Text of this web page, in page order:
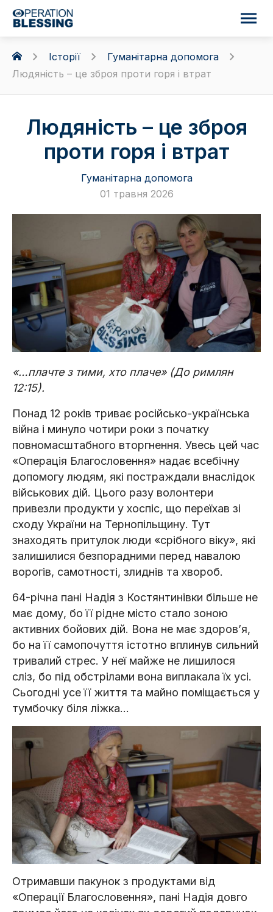
Історії
Гуманітарна допомога
Людяність – це зброя проти горя і втрат
Людяність – це зброя
проти горя і втрат
Гуманітарна допомога
01 травня 2026
«…плачте з тими, хто плаче» (До римлян
12:15).
Понад 12 років триває російсько-українська
війна і минуло чотири роки з початку
повномасштабного вторгнення. Увесь цей час
«Операція Благословення» надає всебічну
допомогу людям, які постраждали внаслідок
військових дій. Цього разу волонтери
привезли продукти у хоспіс, що переїхав зі
сходу України на Тернопільщину. Тут
знаходять притулок люди «срібного віку», які
залишилися безпорадними перед навалою
ворогів, самотності, злиднів та хвороб.
64-річна пані Надія з Костянтинівки більше не
має дому, бо її рідне місто стало зоною
активних бойових дій. Вона не має здоровʼя,
бо на її самопочуття істотно вплинув сильний
тривалий стрес. У неї майже не лишилося
сліз, бо під обстрілами вона виплакала їх усі.
Сьогодні усе її життя та майно поміщається у
тумбочку біля ліжка...
Отримавши пакунок з продуктами від
«Операції Благословення», пані Надія довго